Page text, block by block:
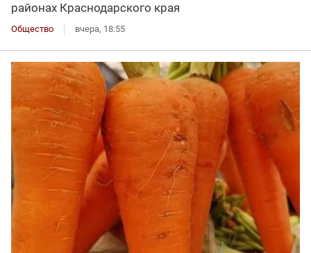
районах Краснодарского края
Общество вчера, 18:55